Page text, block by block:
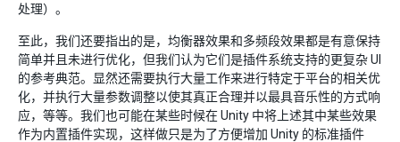
处理）。
至此，我们还要指出的是，均衡器效果和多频段效果都是有意保持
简单并且未进行优化，但我们认为它们是插件系统支持的更复杂 UI
的参考典范。显然还需要执行大量工作来进行特定于平台的相关优
化，并执行大量参数调整以使其真正合理并以最具音乐性的方式响
应，等等。我们也可能在某些时候在 Unity 中将上述其中某些效果
作为内置插件实现，这样做只是为了方便增加 Unity 的标准插件